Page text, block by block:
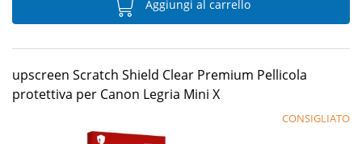
Aggiungi al carrello
upscreen Scratch Shield Clear Premium Pellicola
protettiva per Canon Legria Mini X
CONSIGLIATO